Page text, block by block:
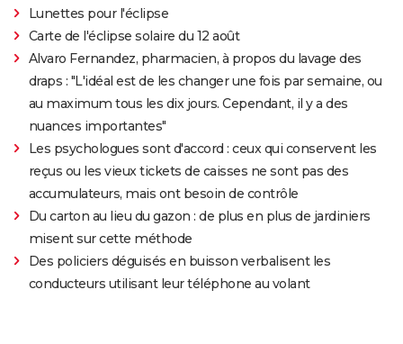
Lunettes pour l'éclipse
Carte de l'éclipse solaire du 12 août
Alvaro Fernandez, pharmacien, à propos du lavage des
draps : "L'idéal est de les changer une fois par semaine, ou
au maximum tous les dix jours. Cependant, il y a des
nuances importantes"
Les psychologues sont d'accord : ceux qui conservent les
reçus ou les vieux tickets de caisses ne sont pas des
accumulateurs, mais ont besoin de contrôle
Du carton au lieu du gazon : de plus en plus de jardiniers
misent sur cette méthode
Des policiers déguisés en buisson verbalisent les
conducteurs utilisant leur téléphone au volant